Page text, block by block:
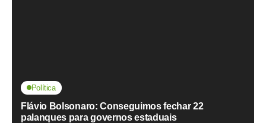
Política
Flávio Bolsonaro: Conseguimos fechar 22
palanques para governos estaduais